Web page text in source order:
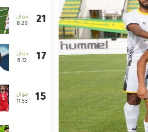
8:29
6:12
11:53